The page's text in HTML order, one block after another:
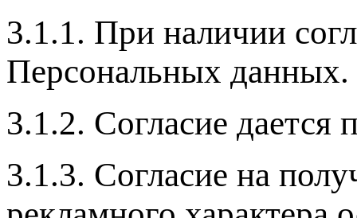
3.1.1. При наличии
Персональных данных.
3.1.2. Согласие дается
3.1.3. Согласие на